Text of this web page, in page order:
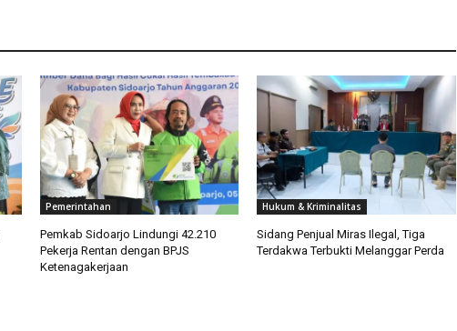
Pemerintahan
Pemkab Sidoarjo Lindungi 42.210
Pekerja Rentan dengan BPJS
Ketenagakerjaan
Hukum & Kriminalitas
Sidang Penjual Miras Ilegal, Tiga
Terdakwa Terbukti Melanggar Perda